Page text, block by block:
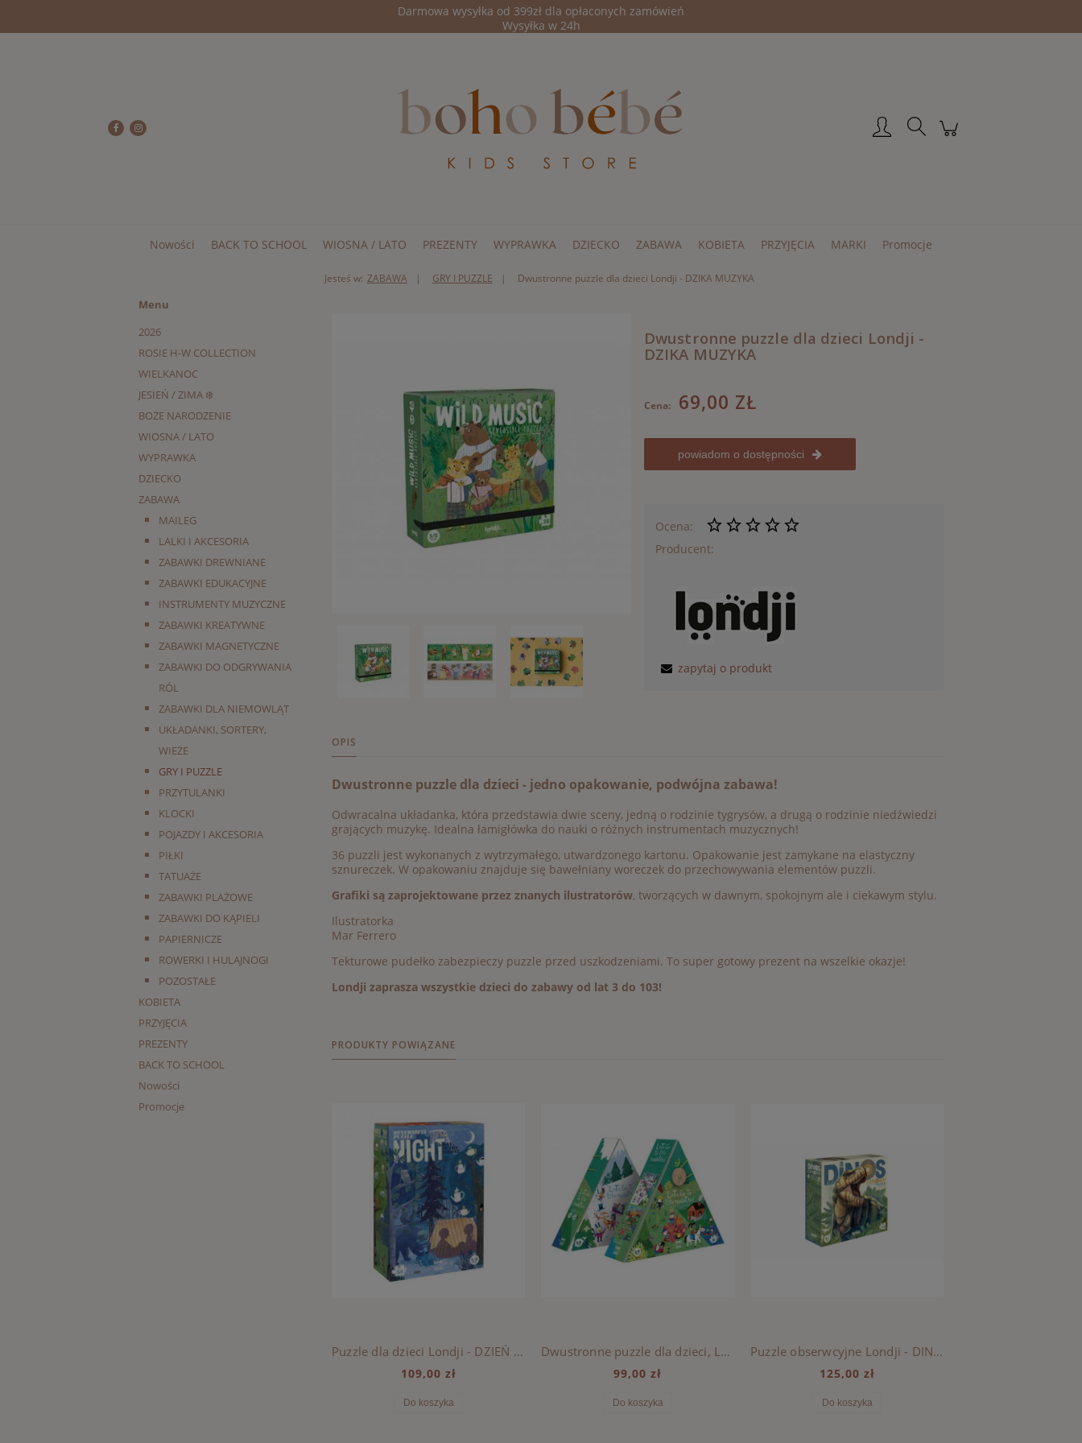
Darmowa wysyłka od 399zł dla opłaconych zamówień
Wysyłka w 24h
Nowości BACK TO SCHOOL WIOSNA / LATO PREZENTY WYPRAWKA DZIECKO ZABAWA KOBIETA PRZYJĘCIA MARKI Promocje
Jesteś w: ZABAWA GRY I PUZZLE Dwustronne puzzle dla dzieci Londji - DZIKA MUZYKA
Menu
2026
ROSIE H-W COLLECTION
WIELKANOC
JESIEŃ / ZIMA ❄️
BOŻE NARODZENIE
WIOSNA / LATO
WYPRAWKA
DZIECKO
ZABAWA
MAILEG
LALKI I AKCESORIA
ZABAWKI DREWNIANE
ZABAWKI EDUKACYJNE
INSTRUMENTY MUZYCZNE
ZABAWKI KREATYWNE
ZABAWKI MAGNETYCZNE
ZABAWKI DO ODGRYWANIA
RÓL
ZABAWKI DLA NIEMOWLĄT
UKŁADANKI, SORTERY,
WIEŻE
GRY I PUZZLE
PRZYTULANKI
KLOCKI
POJAZDY I AKCESORIA
PIŁKI
TATUAŻE
ZABAWKI PLAŻOWE
ZABAWKI DO KĄPIELI
PAPIERNICZE
ROWERKI I HULAJNOGI
POZOSTAŁE
KOBIETA
PRZYJĘCIA
PREZENTY
BACK TO SCHOOL
Nowości
Promocje
Dwustronne puzzle dla dzieci Londji -
DZIKA MUZYKA
Cena: 69,00 ZŁ
powiadom o dostępności
Ocena:
Producent:
zapytaj o produkt
OPIS
Dwustronne puzzle dla dzieci - jedno opakowanie, podwójna zabawa!
Odwracalna układanka, która przedstawia dwie sceny, jedną o rodzinie tygrysów, a drugą o rodzinie niedźwiedzi
grających muzykę. Idealna łamigłówka do nauki o różnych instrumentach muzycznych!
36 puzzli jest wykonanych z wytrzymałego, utwardzonego kartonu. Opakowanie jest zamykane na elastyczny
sznureczek. W opakowaniu znajduje się bawełniany woreczek do przechowywania elementów puzzli.
Grafiki są zaprojektowane przez znanych ilustratorów, tworzących w dawnym, spokojnym ale i ciekawym stylu.
Ilustratorka
Mar Ferrero
Tekturowe pudełko zabezpieczy puzzle przed uszkodzeniami. To super gotowy prezent na wszelkie okazje!
Londji zaprasza wszystkie dzieci do zabawy od lat 3 do 103!
PRODUKTY POWIĄZANE
Puzzle dla dzieci Londji - DZIEŃ I NOC
109,00 zł
Do koszyka
Dwustronne puzzle dla dzieci, Londji - Lato i Zima w Górach
99,00 zł
Do koszyka
Puzzle obserwcyjne Londji - DINOS
125,00 zł
Do koszyka